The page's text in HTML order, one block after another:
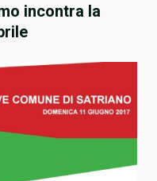
incontra la